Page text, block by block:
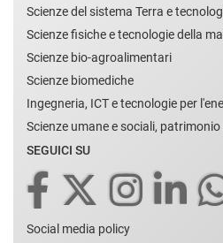
Scienze del sistema Terra e
Scienze fisiche e tecnologie della
Scienze bio-agroalimentari
Scienze biomediche
Ingegneria, ICT e tecnologie per
Scienze umane e sociali,
SEGUICI SU
Social media policy